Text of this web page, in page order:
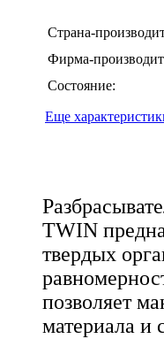
Страна-
Фирма-
Состояние:
Еще
TWIN
твердых
позволяет
материала и